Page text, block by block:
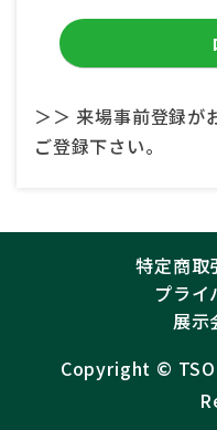
＞＞ 来場事前登録が
ご登録下さい。
特定商取
プライ
展示
Copyright ©︎